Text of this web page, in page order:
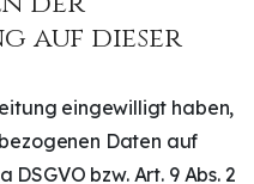
auf dieser
eingewilligt haben,
Daten auf
DSGVO bzw. Art. 9 Abs. 2